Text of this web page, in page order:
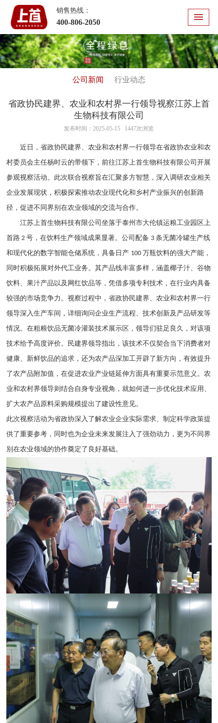
销售热线：
400-806-2050
公司新闻 行业动态
省政协民建界、农业和农村界一行领导视察江苏上首
生物科技有限公司
发布时间：2025-05-15 1447次浏览
近日，省政协民建界、农业和农村界一行领导在省政协农业和农
村委员会主任杨时云的带领下，前往江苏上首生物科技有限公司开展
参观视察活动。此次联合视察旨在汇聚多方智慧，深入调研农业相关
企业发展现状，积极探索推动农业现代化和乡村产业振兴的创新路
径，促进不同界别在农业领域的交流与合作。
江苏上首生物科技有限公司坐落于泰州市大伦镇运粮工业园区上
首路 2号，在饮料生产领域成果显著。公司配备 3条无菌冷罐生产线
和现代化的数字智能仓储系统，具备日产 100万瓶饮料的强大产能，
同时积极拓展对外代工业务。其产品线丰富多样，涵盖椰子汁、谷物
饮料、果汁产品以及网红饮品等，凭借多项专利技术，在行业内具备
较强的市场竞争力。视察过程中，省政协民建界、农业和农村界一行
领导深入生产车间，详细询问企业生产流程、技术创新及产品研发等
情况。在粗粮饮品无菌冷灌装技术展示区，领导们驻足良久，对该项
技术给予高度评价。民建界领导指出，该技术不仅契合当下消费者对
健康、新鲜饮品的追求，还为农产品深加工开辟了新方向，有效提升
了农产品附加值，在促进农业产业链延伸方面具有重要示范意义。农
业和农村界领导则结合自身专业视角，就如何进一步优化技术应用、
扩大农产品原料采购规模提出了建设性意见。
此次视察活动为省政协深入了解农业企业实际需求、制定科学政策提
供了重要参考，同时也为企业未来发展注入了强劲动力，更为不同界
别在农业领域的协作奠定了良好基础。